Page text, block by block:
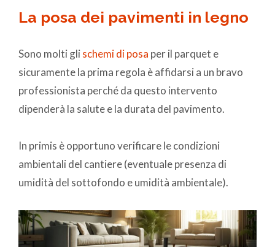
La posa dei pavimenti in legno
Sono molti gli schemi di posa per il parquet e
sicuramente la prima regola è affidarsi a un bravo
professionista perché da questo intervento
dipenderà la salute e la durata del pavimento.
In primis è opportuno verificare le condizioni
ambientali del cantiere (eventuale presenza di
umidità del sottofondo e umidità ambientale).